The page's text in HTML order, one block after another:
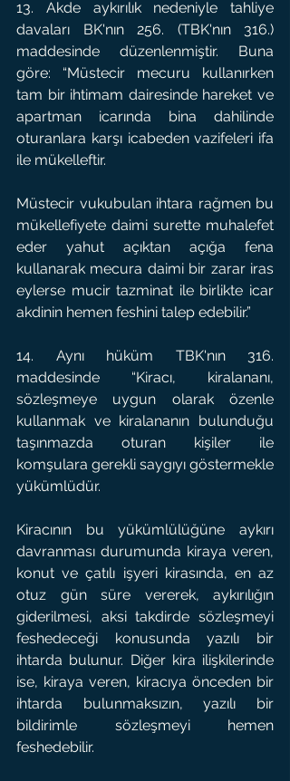
13. Akde aykırılık nedeniyle tahliye
davaları BK'nın 256. (TBK'nın 316.)
maddesinde düzenlenmiştir. Buna
göre: “Müstecir mecuru kullanırken
tam bir ihtimam dairesinde hareket ve
apartman icarında bina dahilinde
oturanlara karşı icabeden vazifeleri ifa
ile mükelleftir.
Müstecir vukubulan ihtara rağmen bu
mükellefiyete daimi surette muhalefet
eder yahut açıktan açığa fena
kullanarak mecura daimi bir zarar iras
eylerse mucir tazminat ile birlikte icar
akdinin hemen feshini talep edebilir.”
14. Aynı hüküm TBK'nın 316.
maddesinde “Kiracı, kiralananı,
sözleşmeye uygun olarak özenle
kullanmak ve kiralananın bulunduğu
taşınmazda oturan kişiler ile
komşulara gerekli saygıyı göstermekle
yükümlüdür.
Kiracının bu yükümlülüğüne aykırı
davranması durumunda kiraya veren,
konut ve çatılı işyeri kirasında, en az
otuz gün süre vererek, aykırılığın
giderilmesi, aksi takdirde sözleşmeyi
feshedeceği konusunda yazılı bir
ihtarda bulunur. Diğer kira ilişkilerinde
ise, kiraya veren, kiracıya önceden bir
ihtarda bulunmaksızın, yazılı bir
bildirimle sözleşmeyi hemen
feshedebilir.